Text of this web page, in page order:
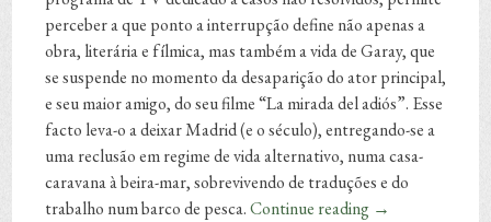
perceber a que ponto a interrupção define não apenas a
obra, literária e fílmica, mas também a vida de Garay, que
se suspende no momento da desaparição do ator principal,
e seu maior amigo, do seu filme “La mirada del adiós”. Esse
facto leva-o a deixar Madrid (e o século), entregando-se a
uma reclusão em regime de vida alternativo, numa casa-
caravana à beira-mar, sobrevivendo de traduções e do
trabalho num barco de pesca.Continue reading →